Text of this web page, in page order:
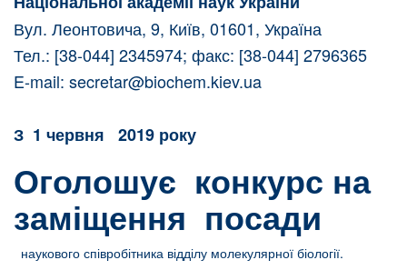
Вул. Леонтовича, 9, Київ, 01601, Україна
Тел.: [38-044] 2345974; факс: [38-044] 2796365
E-mail: secretar@biochem.kiev.ua
З 1 червня 2019 року
Оголошує конкурс на
заміщення посади
наукового співробітника відділу молекулярної біології.